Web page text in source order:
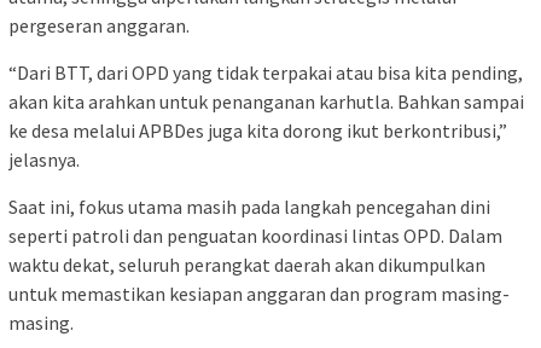
pergeseran anggaran.
“Dari BTT, dari OPD yang tidak terpakai atau bisa kita pending,
akan kita arahkan untuk penanganan karhutla. Bahkan sampai
ke desa melalui APBDes juga kita dorong ikut berkontribusi,”
jelasnya.
Saat ini, fokus utama masih pada langkah pencegahan dini
seperti patroli dan penguatan koordinasi lintas OPD. Dalam
waktu dekat, seluruh perangkat daerah akan dikumpulkan
untuk memastikan kesiapan anggaran dan program masing-
masing.